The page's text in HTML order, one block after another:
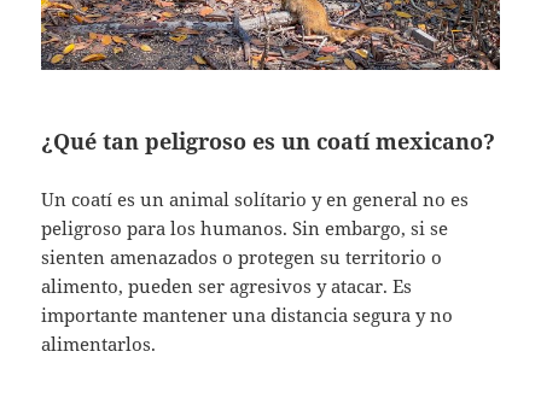
¿Qué tan peligroso es un coatí mexicano?
Un coatí es un animal solítario y en general no es
peligroso para los humanos. Sin embargo, si se
sienten amenazados o protegen su territorio o
alimento, pueden ser agresivos y atacar. Es
importante mantener una distancia segura y no
alimentarlos.